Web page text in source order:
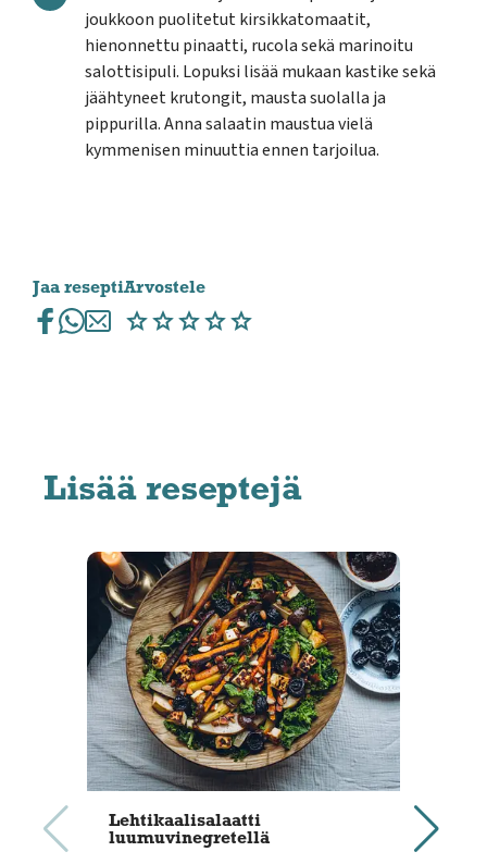
joukkoon puolitetut kirsikkatomaatit,
hienonnettu pinaatti, rucola sekä marinoitu
salottisipuli. Lopuksi lisää mukaan kastike sekä
jäähtyneet krutongit, mausta suolalla ja
pippurilla. Anna salaatin maustua vielä
kymmenisen minuuttia ennen tarjoilua.
Jaa reseptiArvostele
Lisää reseptejä
Lehtikaalisalaatti
luumuvinegretellä